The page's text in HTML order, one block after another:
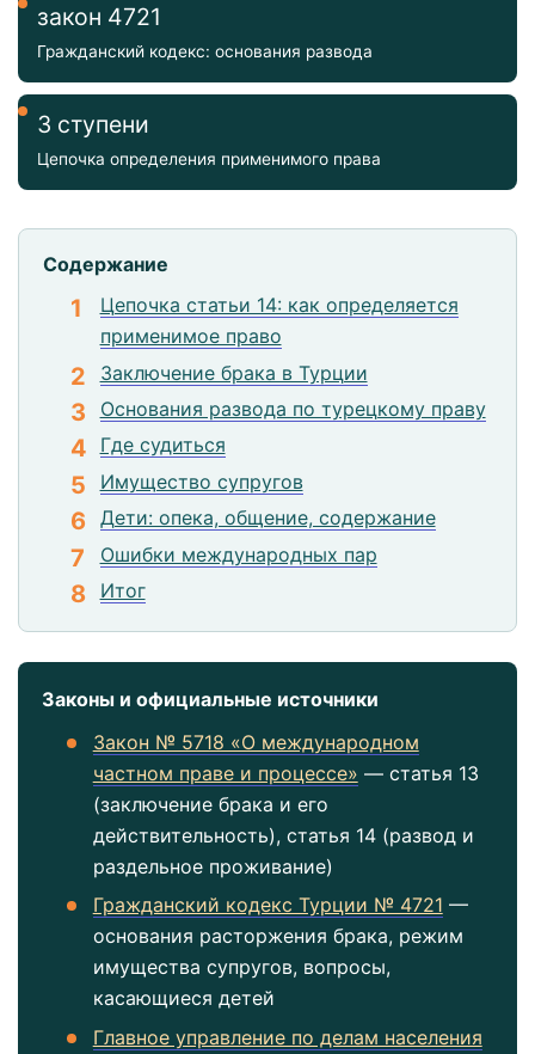
закон 4721
Гражданский кодекс: основания развода
3 ступени
Цепочка определения применимого права
Содержание
Цепочка статьи 14: как определяется
применимое право
Заключение брака в Турции
Основания развода по турецкому праву
Где судиться
Имущество супругов
Дети: опека, общение, содержание
Ошибки международных пар
Итог
Законы и официальные источники
Закон № 5718 «О международном
частном праве и процессе» — статья 13
(заключение брака и его
действительность), статья 14 (развод и
раздельное проживание)
Гражданский кодекс Турции № 4721 —
основания расторжения брака, режим
имущества супругов, вопросы,
касающиеся детей
Главное управление по делам населения